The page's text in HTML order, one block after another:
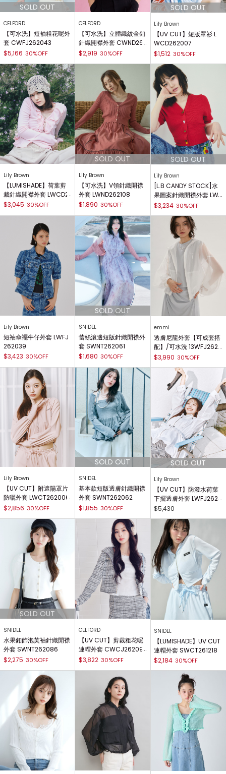
CELFORD
【可水洗】短袖粗花呢外
套 CWFJ262043
$5,166 30%OFF
CELFORD
【可水洗】立體織紋金釦
針織開襟外套 CWND26
2081
$2,919 30%OFF
Lily Brown
【UV CUT】短版罩衫 L
WCD262007
$1,512 30%OFF
Lily Brown
【LUMISHADE】荷葉剪
裁針織開襟外套 LWCD2
62129
$3,045 30%OFF
Lily Brown
【可水洗】V領針織開襟
外套 LWND262108
$1,890 30%OFF
Lily Brown
[L.B CANDY STOCK]水
果圖案針織開襟外套 LW
ND262807
$3,234 30%OFF
Lily Brown
短袖傘襬牛仔外套 LWFJ
262039
$3,423 30%OFF
SNIDEL
蕾絲滾邊短版針織開襟外
套 SWNT262061
$1,680 30%OFF
emmi
透膚尼龍外套【可成套搭
配】/可水洗 13WFJ2620
75
$3,990 30%OFF
Lily Brown
【UV CUT】附遮陽罩片
防曬外套 LWCT262006
$2,856 30%OFF
SNIDEL
基本款短版透膚針織開襟
外套 SWNT262062
$1,855 30%OFF
Lily Brown
【UV CUT】防潑水荷葉
下擺透膚外套 LWFJ2620
01
$5,430
SNIDEL
水果釦飾泡芙袖針織開襟
外套 SWNT262086
$2,275 30%OFF
CELFORD
【UV CUT】剪裁粗花呢
連帽外套 CWCJ26209
2
$3,822 30%OFF
SNIDEL
【LUMISHADE】UV CUT
連帽外套 SWCT261218
$2,184 30%OFF